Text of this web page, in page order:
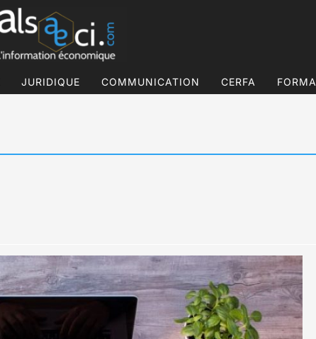
JURIDIQUE COMMUNICATION CERFA